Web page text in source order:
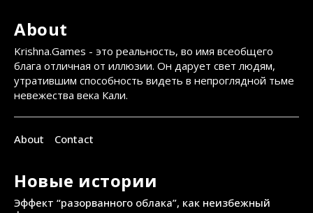
About
Krishna.Games - это реальность, во имя всеобщего
блага отличная от иллюзии. Он дарует свет людям,
утратившим способность видеть в непроглядной тьме
невежества века Кали.
About Contact
Новые истории
Эффект “разорванного облака”, как неизбежный